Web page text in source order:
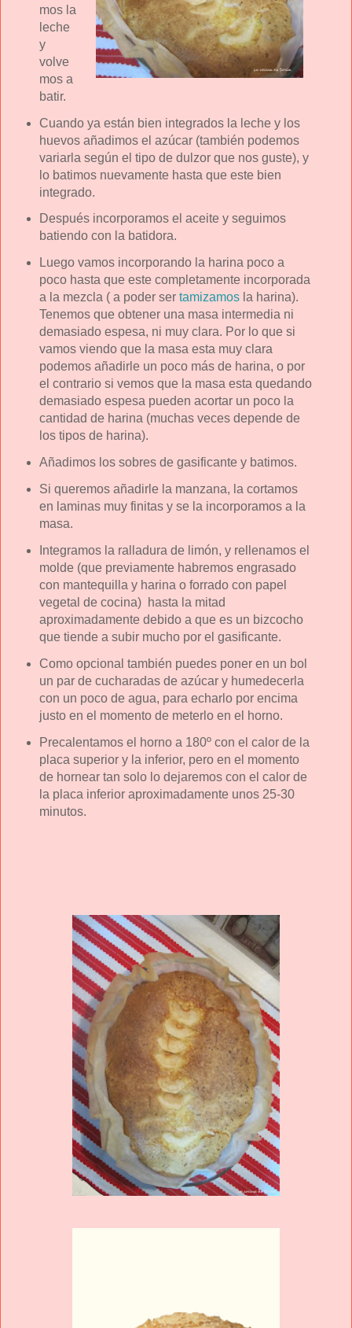
mos la
leche
y
volve
mos a
batir.
Cuando ya están bien integrados la leche y los
huevos añadimos el azúcar (también podemos
variarla según el tipo de dulzor que nos guste), y
lo batimos nuevamente hasta que este bien
integrado.
Después incorporamos el aceite y seguimos
batiendo con la batidora.
Luego vamos incorporando la harina poco a
poco hasta que este completamente incorporada
a la mezcla ( a poder ser tamizamosla harina).
Tenemos que obtener una masa intermedia ni
demasiado espesa, ni muy clara. Por lo que si
vamos viendo que la masa esta muy clara
podemos añadirle un poco más de harina, o por
el contrario si vemos que la masa esta quedando
demasiado espesa pueden acortar un poco la
cantidad de harina (muchas veces depende de
los tipos de harina).
Añadimos los sobres de gasificante y batimos.
Si queremos añadirle la manzana, la cortamos
en laminas muy finitas y se la incorporamos a la
masa.
Integramos la ralladura de limón, y rellenamos el
molde (que previamente habremos engrasado
con mantequilla y harina o forrado con papel
vegetal de cocina) hasta la mitad
aproximadamente debido a que es un bizcocho
que tiende a subir mucho por el gasificante.
Como opcional también puedes poner en un bol
un par de cucharadas de azúcar y humedecerla
con un poco de agua, para echarlo por encima
justo en el momento de meterlo en el horno.
Precalentamos el horno a 180º con el calor de la
placa superior y la inferior, pero en el momento
de hornear tan solo lo dejaremos con el calor de
la placa inferior aproximadamente unos 25-30
minutos.